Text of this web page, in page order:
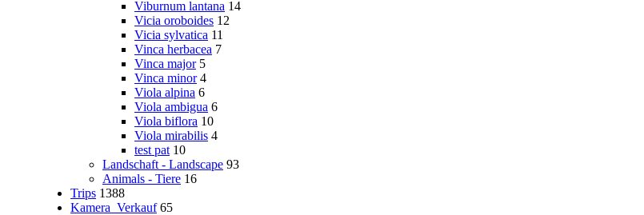
Viburnum lantana 14
Vicia oroboides 12
Vicia sylvatica 11
Vinca herbacea 7
Vinca major 5
Vinca minor 4
Viola alpina 6
Viola ambigua 6
Viola biflora 10
Viola mirabilis 4
test pat 10
Landschaft - Landscape 93
Animals - Tiere 16
Trips 1388
Kamera_Verkauf 65